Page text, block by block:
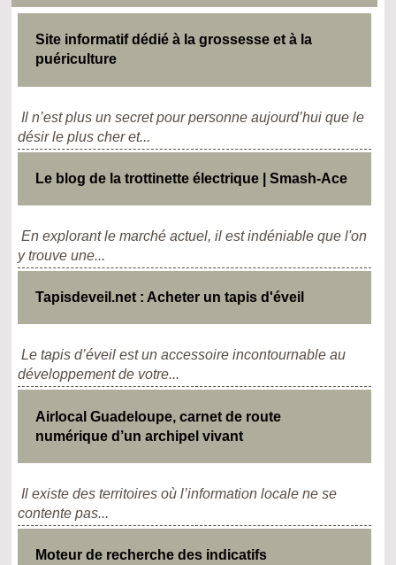
Site informatif dédié à la grossesse et à la
puériculture
Il n’est plus un secret pour personne aujourd’hui que le
désir le plus cher et...
Le blog de la trottinette électrique | Smash-Ace
En explorant le marché actuel, il est indéniable que l'on
y trouve une...
Tapisdeveil.net : Acheter un tapis d'éveil
Le tapis d’éveil est un accessoire incontournable au
développement de votre...
Airlocal Guadeloupe, carnet de route
numérique d’un archipel vivant
Il existe des territoires où l’information locale ne se
contente pas...
Moteur de recherche des indicatifs